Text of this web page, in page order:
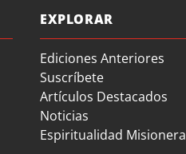
EXPLORAR
Ediciones Anteriores
Suscríbete
Artículos Destacados
Noticias
Espiritualidad Misionera